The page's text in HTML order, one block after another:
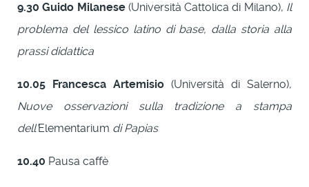
9.30 Guido Milanese(Università Cattolica di Milano), Il
problema del lessico latino di base, dalla storia alla
prassi didattica
10.05 Francesca Artemisio (Università di Salerno),
Nuove osservazioni sulla tradizione a stampa
dell’Elementarium di Papias
10.40 Pausa caffè